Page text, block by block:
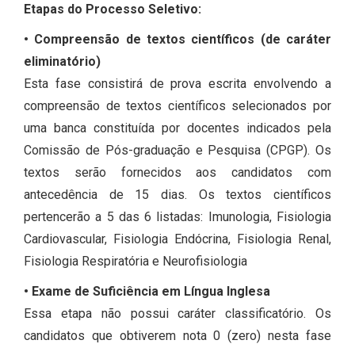
Etapas do Processo Seletivo:
• Compreensão de textos científicos (de caráter
eliminatório)
Esta fase consistirá de prova escrita envolvendo a
compreensão de textos científicos selecionados por
uma banca constituída por docentes indicados pela
Comissão de Pós-graduação e Pesquisa (CPGP). Os
textos serão fornecidos aos candidatos com
antecedência de 15 dias. Os textos científicos
pertencerão a 5 das 6 listadas: Imunologia, Fisiologia
Cardiovascular, Fisiologia Endócrina, Fisiologia Renal,
Fisiologia Respiratória e Neurofisiologia
• Exame de Suficiência em Língua Inglesa
Essa etapa não possui caráter classificatório. Os
candidatos que obtiverem nota 0 (zero) nesta fase